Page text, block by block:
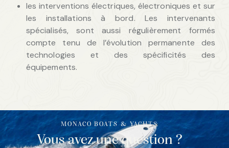
les interventions électriques, électroniques et sur
les installations à bord. Les intervenants
spécialisés, sont aussi régulièrement formés
compte tenu de l’évolution permanente des
technologies et des spécificités des
équipements.
MONACO BOATS & YACHTS
Vous avez une question ?